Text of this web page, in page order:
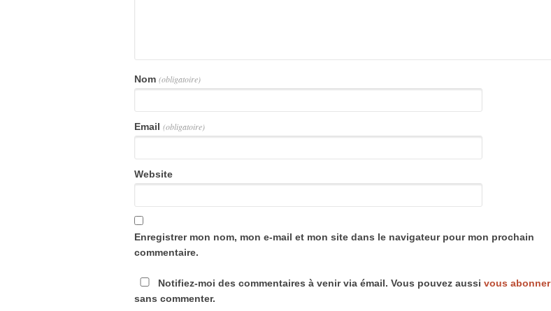
Nom (obligatoire)
Email (obligatoire)
Website
Enregistrer mon nom, mon e-mail et mon site dans le navigateur pour mon prochain
commentaire.
Notifiez-moi des commentaires à venir via émail. Vous pouvez aussi vous abonner
sans commenter.